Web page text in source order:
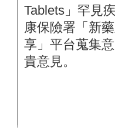
寶貴意見。